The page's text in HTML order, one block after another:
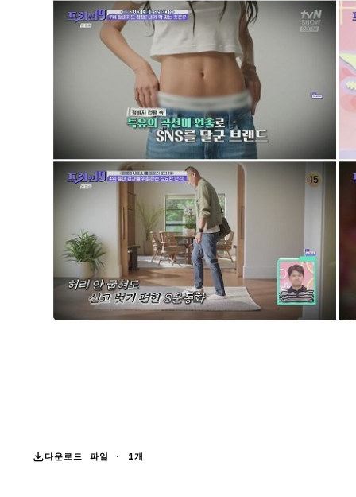
다운로드 파일 · 1개